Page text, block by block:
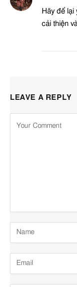
Hãy để lại
cải thiện
LEAVE A REPLY